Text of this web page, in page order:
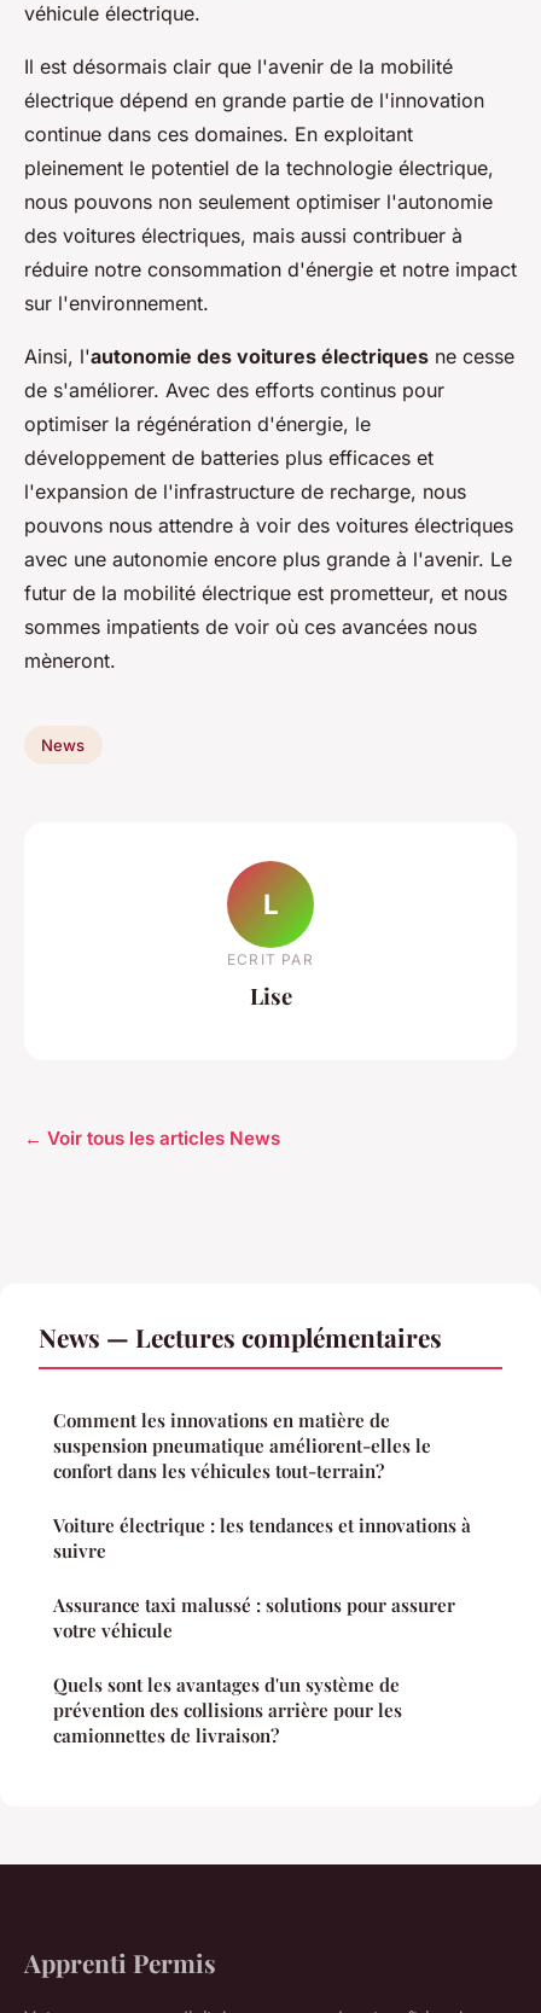
véhicule électrique.
Il est désormais clair que l'avenir de la mobilité
électrique dépend en grande partie de l'innovation
continue dans ces domaines. En exploitant
pleinement le potentiel de la technologie électrique,
nous pouvons non seulement optimiser l'autonomie
des voitures électriques, mais aussi contribuer à
réduire notre consommation d'énergie et notre impact
sur l'environnement.
Ainsi, l'autonomie des voitures électriques ne cesse
de s'améliorer. Avec des efforts continus pour
optimiser la régénération d'énergie, le
développement de batteries plus efficaces et
l'expansion de l'infrastructure de recharge, nous
pouvons nous attendre à voir des voitures électriques
avec une autonomie encore plus grande à l'avenir. Le
futur de la mobilité électrique est prometteur, et nous
sommes impatients de voir où ces avancées nous
mèneront.
News
L
ECRIT PAR
Lise
← Voir tous les articles News
News — Lectures complémentaires
Comment les innovations en matière de
suspension pneumatique améliorent-elles le
confort dans les véhicules tout-terrain?
Voiture électrique : les tendances et innovations à
suivre
Assurance taxi malussé : solutions pour assurer
votre véhicule
Quels sont les avantages d'un système de
prévention des collisions arrière pour les
camionnettes de livraison?
Apprenti Permis